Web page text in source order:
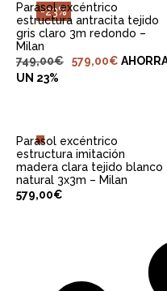
-23%
Parasol excéntrico
estructura antracita tejido
gris claro 3m redondo –
Milan
749,00€ 579,00€
UN 23%
Parasol excéntrico
estructura imitación
madera clara tejido blanco
natural 3x3m – Milan
579,00€